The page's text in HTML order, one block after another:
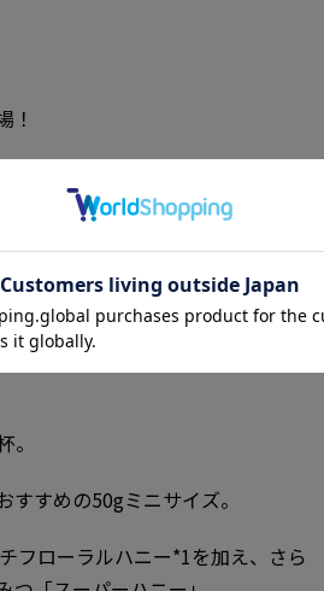
！
すめの50gと、気になった時にい
2サイズ。
ティーレモン」と、ふわっと安ら
ル」の２フレーバーが1つのキッ
ち運んで！
すめの50gミニサイズ。
フローラルハニー*1を加え、さら